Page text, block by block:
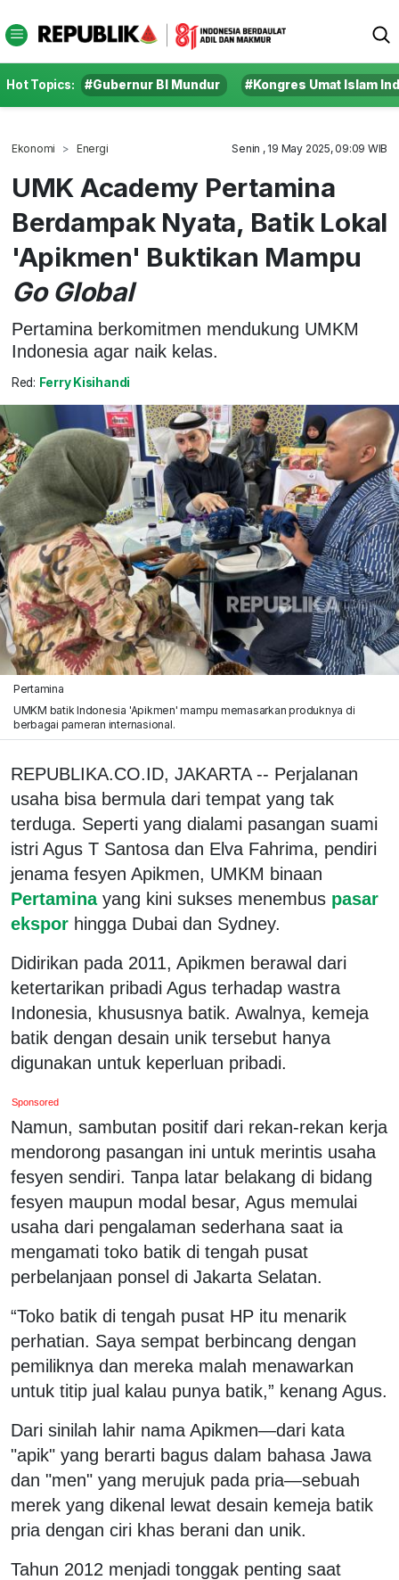
Hot Topics: #Gubernur BI Mundur #Kongres Umat Islam
Ekonomi Energi Senin , 19 May 2025, 09:09 WIB
UMK Academy Pertamina
Berdampak Nyata, Batik Lokal
'Apikmen' Buktikan Mampu
Go Global
Pertamina berkomitmen mendukung UMKM
Indonesia agar naik kelas.
Red: Ferry Kisihandi
Pertamina
UMKM batik Indonesia 'Apikmen' mampu memasarkan produknya di
berbagai pameran internasional.
REPUBLIKA.CO.ID, JAKARTA -- Perjalanan
usaha bisa bermula dari tempat yang tak
terduga. Seperti yang dialami pasangan suami
istri Agus T Santosa dan Elva Fahrima, pendiri
jenama fesyen Apikmen, UMKM binaan
Pertamina yang kini sukses menembus pasar
ekspor hingga Dubai dan Sydney.
Didirikan pada 2011, Apikmen berawal dari
ketertarikan pribadi Agus terhadap wastra
Indonesia, khususnya batik. Awalnya, kemeja
batik dengan desain unik tersebut hanya
digunakan untuk keperluan pribadi.
Sponsored
Namun, sambutan positif dari rekan-rekan kerja
mendorong pasangan ini untuk merintis usaha
fesyen sendiri. Tanpa latar belakang di bidang
fesyen maupun modal besar, Agus memulai
usaha dari pengalaman sederhana saat ia
mengamati toko batik di tengah pusat
perbelanjaan ponsel di Jakarta Selatan.
“Toko batik di tengah pusat HP itu menarik
perhatian. Saya sempat berbincang dengan
pemiliknya dan mereka malah menawarkan
untuk titip jual kalau punya batik,” kenang Agus.
Dari sinilah lahir nama Apikmen—dari kata
"apik" yang berarti bagus dalam bahasa Jawa
dan "men" yang merujuk pada pria—sebuah
merek yang dikenal lewat desain kemeja batik
pria dengan ciri khas berani dan unik.
Tahun 2012 menjadi tonggak penting saat